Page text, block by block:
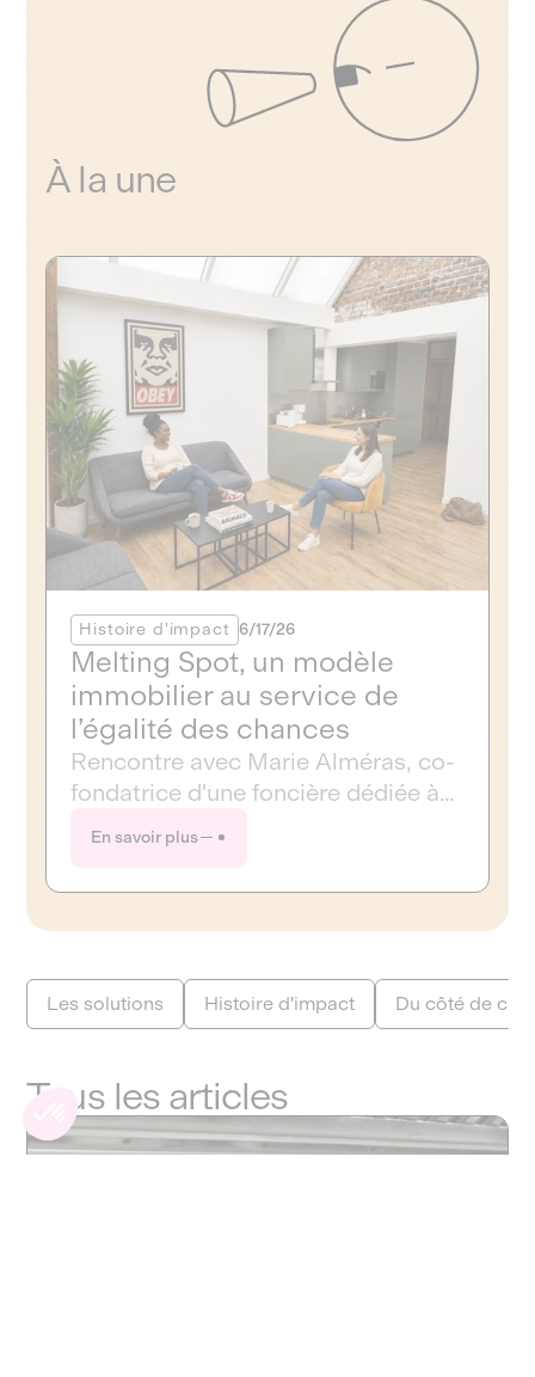
À la une
Histoire d'impact 6/17/26
Melting Spot, un modèle
immobilier au service de
l’égalité des chances
Rencontre avec Marie Alméras, co-
fondatrice d'une foncière dédiée à
notamment pour femmes victimes
de violences
En savoir plus
Les solutions Histoire d'impact Du côté de
Tous les articles